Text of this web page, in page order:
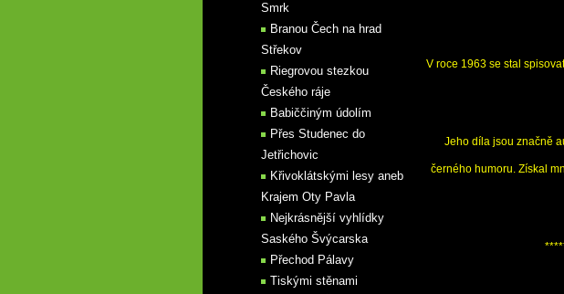
V roce 1963 se stal
Jeho díla jsou značně
černého humoru. Získal
Smrk
Branou Čech na hrad
Střekov
Riegrovou stezkou
Českého ráje
Babiččiným údolím
Přes Studenec do
Jetřichovic
Křivoklátskými lesy aneb
Krajem Oty Pavla
Nejkrásnější vyhlídky
Saského Švýcarska
Přechod Pálavy
Tiskými stěnami